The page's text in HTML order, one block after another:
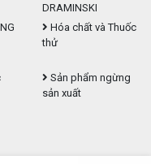
DRAMINSKI
Hóa chất và Thuốc
thử
Sản phẩm ngừng
sản xuất